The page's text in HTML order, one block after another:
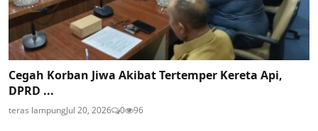
Cegah Korban Jiwa Akibat Tertemper Kereta Api,
DPRD ...
teras lampungJul 20, 2026 0 96